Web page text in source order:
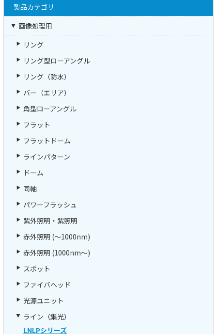
製品カテゴリ
画像処理用
リング
リング型ローアングル
リング（防水）
バー（エリア）
角型ローアングル
フラット
フラットドーム
ラインパターン
ドーム
同軸
パワーフラッシュ
紫外照明・紫照明
赤外照明 (～1000nm)
赤外照明 (1000nm～)
スポット
ファイバヘッド
光源ユニット
ライン（集光）
LNLPシリーズ